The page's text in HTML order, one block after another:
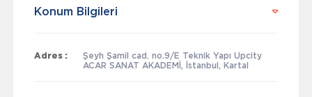
Konum Bilgileri
Adres :
Şeyh Şamil cad. no.9/E Teknik Yapı Upcity
ACAR SANAT AKADEMİ, İstanbul, Kartal